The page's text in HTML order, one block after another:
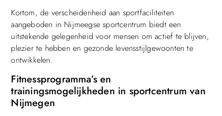
Kortom, de verscheidenheid aan sportfaciliteiten
aangeboden in Nijmeegse sportcentrum biedt een
uitstekende gelegenheid voor mensen om actief te blijven,
plezier te hebben en gezonde levensstijlgewoonten te
ontwikkelen.
Fitnessprogramma’s en
trainingsmogelijkheden in sportcentrum van
Nijmegen